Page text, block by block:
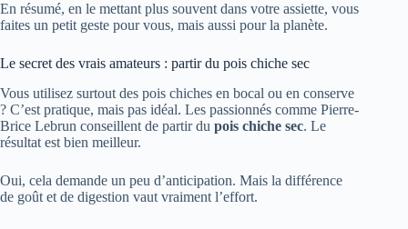
En résumé, en le mettant plus souvent dans votre assiette, vous
faites un petit geste pour vous, mais aussi pour la planète.
Le secret des vrais amateurs : partir du pois chiche sec
Vous utilisez surtout des pois chiches en bocal ou en conserve
? C’est pratique, mais pas idéal. Les passionnés comme Pierre-
Brice Lebrun conseillent de partir du pois chiche sec. Le
résultat est bien meilleur.
Oui, cela demande un peu d’anticipation. Mais la différence
de goût et de digestion vaut vraiment l’effort.